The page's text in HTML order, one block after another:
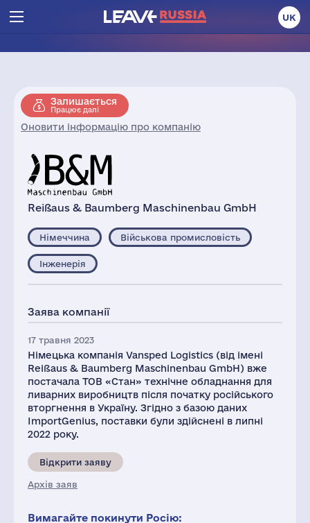
UK
Залишається
Працює далі
Оновити інформацію про компанію
Reißaus & Baumberg Maschinenbau GmbH
Німеччина Військова промисловість
Інженерія
Заява компанії
17 травня 2023
Німецька компанія Vansped Logistics (від імені
Reißaus & Baumberg Maschinenbau GmbH) вже
постачала ТОВ «Стан» технічне обладнання для
ливарних виробництв після початку російського
вторгнення в Україну. Згідно з базою даних
ImportGenius, поставки були здійснені в липні
2022 року.
Відкрити заяву
Архів заяв
Вимагайте покинути Росію: